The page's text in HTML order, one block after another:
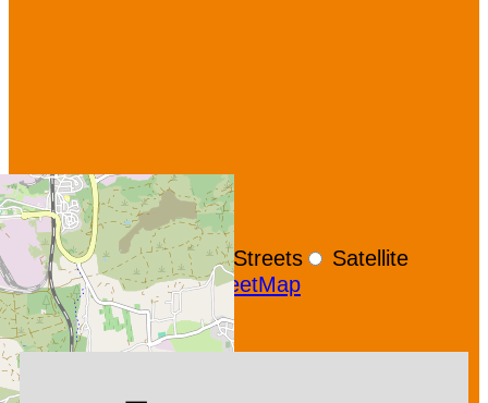
+−
OpenStreetMap
Streets
Satellite
Leaflet |©OpenStreetMap